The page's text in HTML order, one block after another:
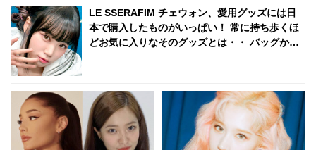
LE SSERAFIM チェウォン、愛用グッズには日
本で購入したものがいっぱい！ 常に持ち歩くほ
どお気に入りなそのグッズとは・・ バッグから